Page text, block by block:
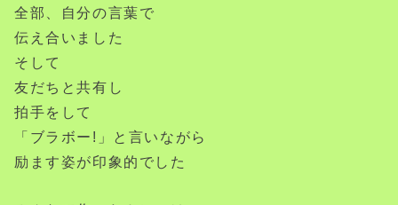
全部、自分の言葉で
伝え合いました
そして
友だちと共有し
拍手をして
「ブラボー!」と言いながら
励ます姿が印象的でした